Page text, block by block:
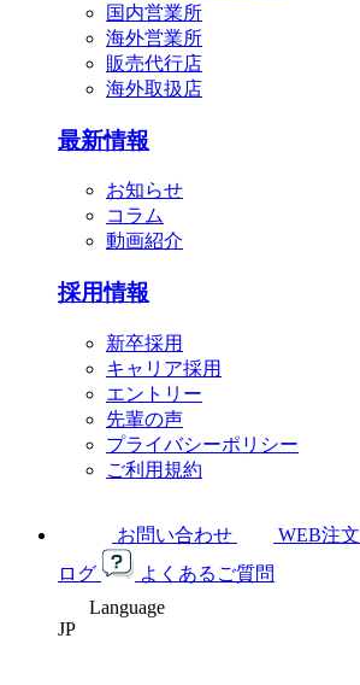
国内営業所
海外営業所
販売代行店
海外取扱店
最新情報
お知らせ
コラム
動画紹介
採用情報
新卒採用
キャリア採用
エントリー
先輩の声
プライバシーポリシー
ご利用規約
お問い合わせ WEB注文
ログ
よくあるご質問
Language
JP